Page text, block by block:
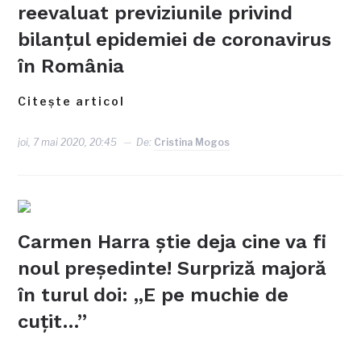
reevaluat previziunile privind
bilanțul epidemiei de coronavirus
în România
Citește articol
joi, 7 mai 2020, 20:45 De: Cristina Mogos
Carmen Harra ştie deja cine va fi
noul preşedinte! Surpriză majoră
în turul doi: „E pe muchie de
cuţit…”